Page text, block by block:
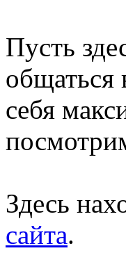
Пусть
общаться
себя
Здесь
сайта.